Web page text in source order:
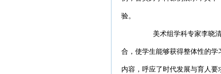
验。
美术组学科专家李晓清
合，使学生能够获得整体性的
内容，呼应了时代发展与育人要